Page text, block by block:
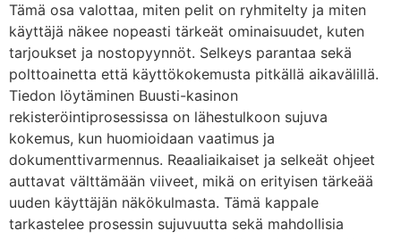
Tämä osa valottaa, miten pelit on ryhmitelty ja miten
käyttäjä näkee nopeasti tärkeät ominaisuudet, kuten
tarjoukset ja nostopyynnöt. Selkeys parantaa sekä
polttoainetta että käyttökokemusta pitkällä aikavälillä.
Tiedon löytäminen Buusti-kasinon
rekisteröintiprosessissa on lähestulkoon sujuva
kokemus, kun huomioidaan vaatimus ja
dokumenttivarmennus. Reaaliaikaiset ja selkeät ohjeet
auttavat välttämään viiveet, mikä on erityisen tärkeää
uuden käyttäjän näkökulmasta. Tämä kappale
tarkastelee prosessin sujuvuutta sekä mahdollisia